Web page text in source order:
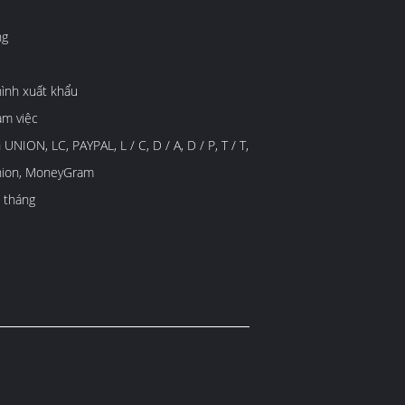
xuất khẩu
việc
LC, PAYPAL, L / C, D / A, D / P, T / T,
MoneyGram